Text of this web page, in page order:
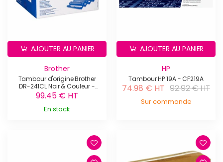
Brother
Tambour d'origine Brother
DR-241CL Noir & Couleur -
DR241CL
99.45 € HT
En stock
AJOUTER AU PANIER
HP
Tambour HP 19A - CF219A
74.98 € HT 92.92 € HT
Sur commande
AJOUTER AU PANIER